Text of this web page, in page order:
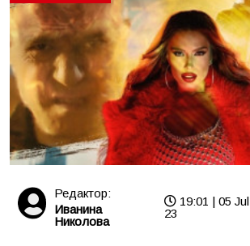
Редактор:
Иванина
Николова
19:01 | 05 Jul
23